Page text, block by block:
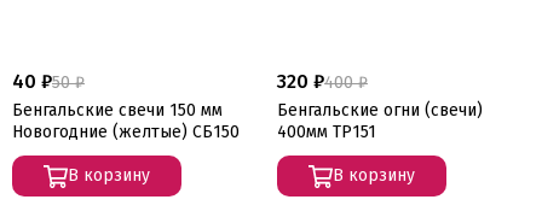
40 ₽50 ₽
Бенгальские свечи 150 мм
Новогодние (желтые) СБ150
В корзину
320 ₽400 ₽
Бенгальские огни (свечи)
400мм ТР151
В корзину